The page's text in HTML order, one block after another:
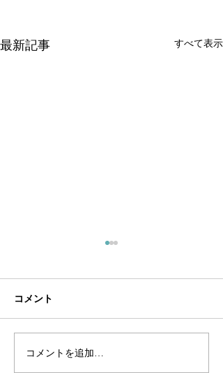
最新記事 すべて表示
ヴィンテージリングに隠
コメント
コメントを追加…